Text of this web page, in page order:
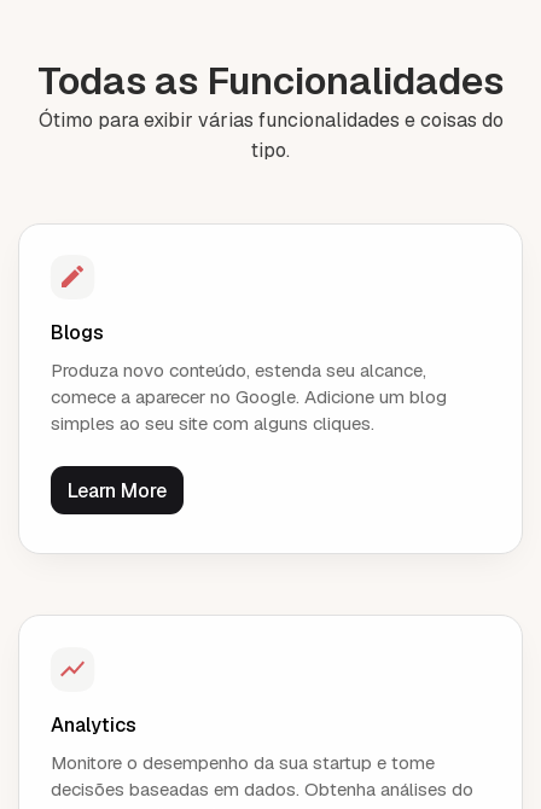
Todas as Funcionalidades
Ótimo para exibir várias funcionalidades e coisas do
tipo.
Blogs
Produza novo conteúdo, estenda seu alcance,
comece a aparecer no Google. Adicione um blog
simples ao seu site com alguns cliques.
Learn More
Analytics
Monitore o desempenho da sua startup e tome
decisões baseadas em dados. Obtenha análises do